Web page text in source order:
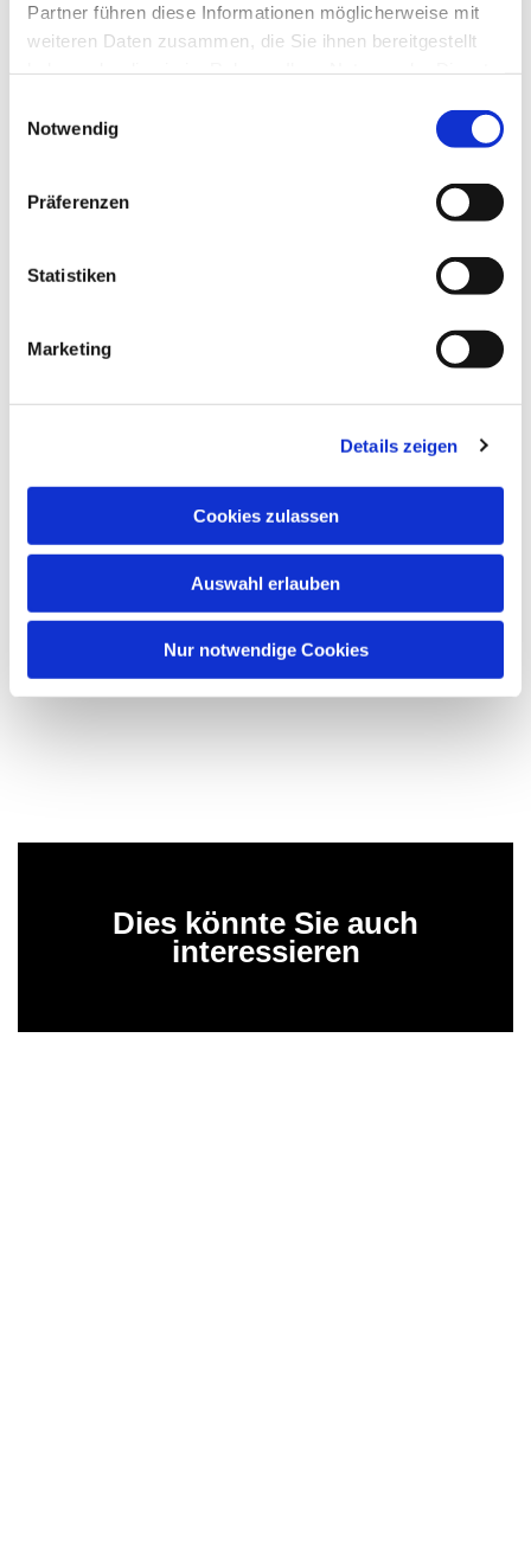
Partner führen diese Informationen möglicherweise mit
weiteren Daten zusammen, die Sie ihnen bereitgestellt
Notwendig
Präferenzen
Statistiken
Marketing
Details zeigen
Cookies zulassen
Auswahl erlauben
Nur notwendige Cookies
Samstag, 5. September 2026, 11:00 -
ev. Gemeindehaus, Dierich-Bonhoeffer
Dies könnte Sie auch
interessieren